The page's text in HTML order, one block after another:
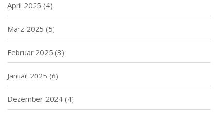
April 2025 (4)
März 2025 (5)
Februar 2025 (3)
Januar 2025 (6)
Dezember 2024 (4)